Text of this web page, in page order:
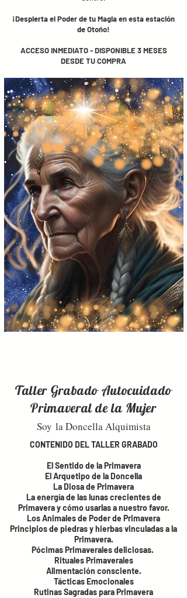
¡Despierta el Poder de tu Magia en esta estación
de Otoño!
ACCESO INMEDIATO - DISPONIBLE 3 MESES
DESDE TU COMPRA
Taller Grabado Autocuidado
Primaveral de la Mujer
Soy la Doncella Alquimista
CONTENIDO DEL TALLER GRABADO
El Sentido de la Primavera
El Arquetipo de la Doncella
La Diosa de Primavera
La energía de las lunas crecientes de
Primavera y cómo usarlas a nuestro favor.
Los Animales de Poder de Primavera
Principios de piedras y hierbas vinculadas a la
Primavera.
Pócimas Primaverales deliciosas.
Rituales Primaverales
Alimentación consciente.
Tácticas Emocionales
Rutinas Sagradas para Primavera